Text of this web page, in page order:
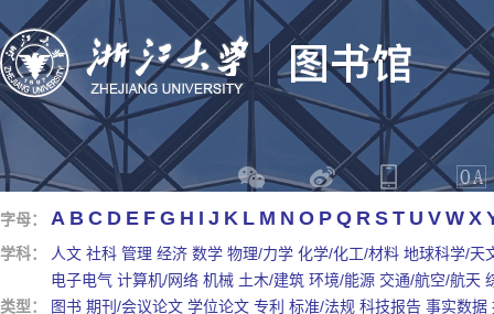
字母： A B C D E F G H I J K L M N O P Q R S T U V W X
学科： 人文 社科 管理 经济 数学 物理/力学 化学/化工/材料 地球科学/天
电子电气 计算机/网络 机械 土木/建筑 环境/能源 交通/航空/航天
类型：
图书 期刊/会议论文 学位论文 专利 标准/法规 科技报告 事实数据